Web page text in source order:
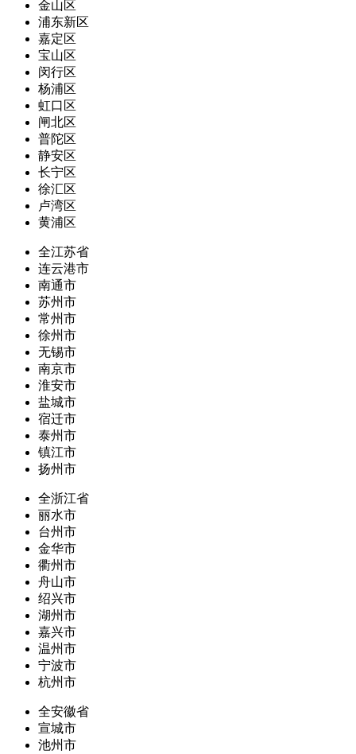
金山区
浦东新区
嘉定区
宝山区
闵行区
杨浦区
虹口区
闸北区
普陀区
静安区
长宁区
徐汇区
卢湾区
黄浦区
全江苏省
连云港市
南通市
苏州市
常州市
徐州市
无锡市
南京市
淮安市
盐城市
宿迁市
泰州市
镇江市
扬州市
全浙江省
丽水市
台州市
金华市
衢州市
舟山市
绍兴市
湖州市
嘉兴市
温州市
宁波市
杭州市
全安徽省
宣城市
池州市